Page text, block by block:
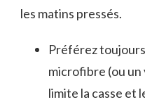
les matins pressés.
Préférez
microfibre (ou
limite la casse et